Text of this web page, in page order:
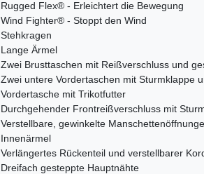
Rugged Flex® - Erleichtert die Bewegung
Wind Fighter® - Stoppt den Wind
Stehkragen
Lange Ärmel
Zwei Brusttaschen mit Reißverschluss und
Zwei untere Vordertaschen mit Sturmklappe
Vordertasche mit Trikotfutter
Durchgehender Frontreißverschluss mit
Verstellbare, gewinkelte
Innenärmel
Verlängertes Rückenteil und verstellbarer
Dreifach gesteppte Hauptnähte